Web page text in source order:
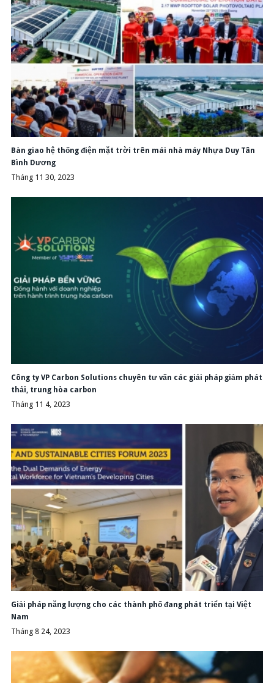
Bàn giao hệ thống điện mặt trời trên mái nhà máy Nhựa Duy Tân
Bình Dương
Tháng 11 30, 2023
Công ty VP Carbon Solutions chuyên tư vấn các giải pháp giảm phát
thải, trung hòa carbon
Tháng 11 4, 2023
Giải pháp năng lượng cho các thành phố đang phát triển tại Việt
Nam
Tháng 8 24, 2023